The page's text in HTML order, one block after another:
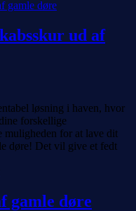
ud af
løsning i haven, hvor
forskellige
muligheden for at lave dit
døre! Det vil give et fedt
gamle døre